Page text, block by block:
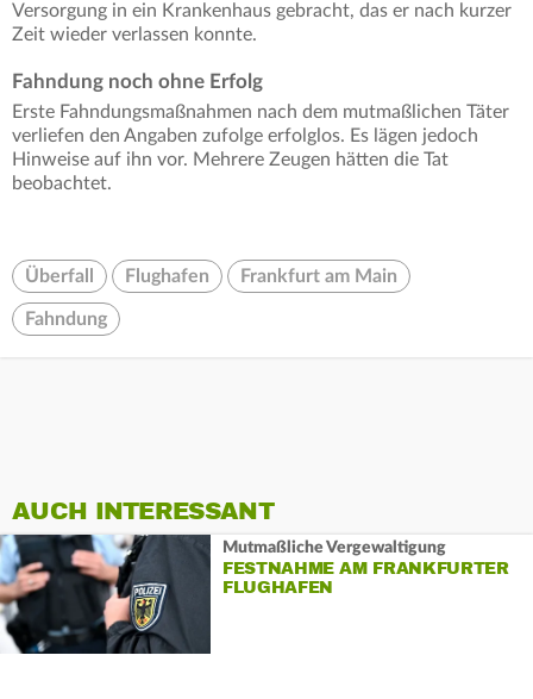
Versorgung in ein Krankenhaus gebracht, das er nach kurzer
Zeit wieder verlassen konnte.
Fahndung noch ohne Erfolg
Erste Fahndungsmaßnahmen nach dem mutmaßlichen Täter
verliefen den Angaben zufolge erfolglos. Es lägen jedoch
Hinweise auf ihn vor. Mehrere Zeugen hätten die Tat
beobachtet.
Überfall Flughafen Frankfurt am Main
Fahndung
AUCH INTERESSANT
Mutmaßliche Vergewaltigung
FESTNAHME AM FRANKFURTER
FLUGHAFEN